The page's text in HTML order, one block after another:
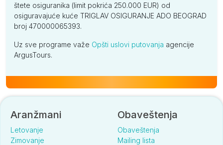
štete osiguranika (limit pokrića 250.000 EUR) od
osiguravajuće kuće TRIGLAV OSIGURANJE ADO BEOGRAD
broj 470000065393.
Uz sve programe važe Opšti uslovi putovanja agencije
ArgusTours.
Aranžmani
Letovanje
Zimovanje
Obaveštenja
Obaveštenja
Mailing lista